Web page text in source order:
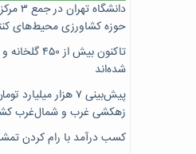
حوزه کشاورزی محیط‌های
تاکنون بیش
شده‌اند
پیش‌بینی ۷‌ هزار
زهکشی غرب و شمال‌غرب
کسب درآمد با رام کردن